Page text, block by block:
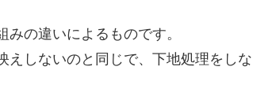
の違いによるものです。
えしないのと同じで、下地処理をしな